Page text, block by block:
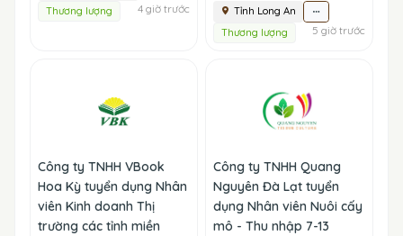
Thương lượng
4 giờ trước
Tỉnh Long An
Thương lượng
5 giờ trước
Công ty TNHH VBook
Hoa Kỳ tuyển dụng Nhân
viên Kinh doanh Thị
trường các tỉnh miền
Công ty TNHH Quang
Nguyên Đà Lạt tuyển
dụng Nhân viên Nuôi cấy
mô - Thu nhập 7-13